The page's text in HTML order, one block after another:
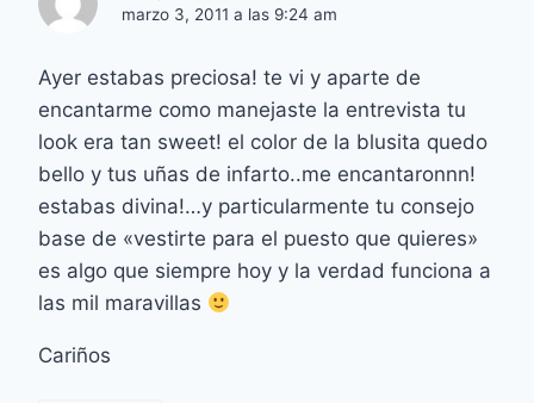
marzo 3, 2011 a las 9:24 am
Ayer estabas preciosa! te vi y aparte de
encantarme como manejaste la entrevista tu
look era tan sweet! el color de la blusita quedo
bello y tus uñas de infarto..me encantaronnn!
estabas divina!…y particularmente tu consejo
base de «vestirte para el puesto que quieres»
es algo que siempre hoy y la verdad funciona a
las mil maravillas
Cariños